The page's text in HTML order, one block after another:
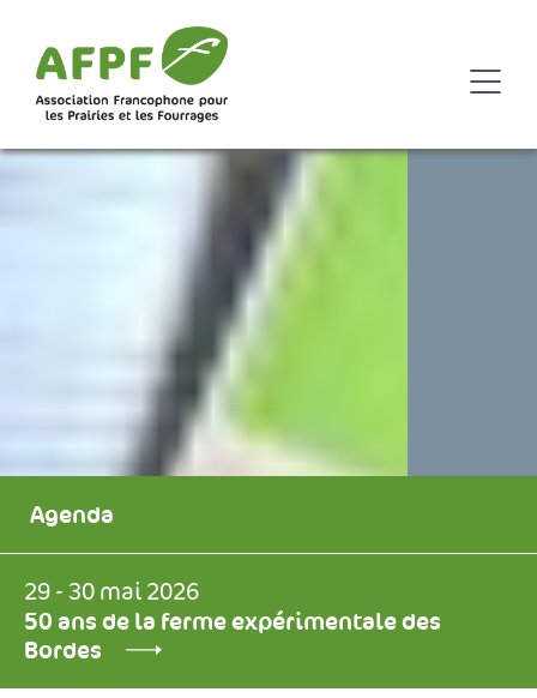
Agenda
29 - 30 mai 2026
50 ans de la ferme expérimentale des
Bordes